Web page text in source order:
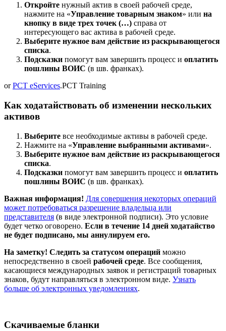
Откройте нужный актив в своей рабочей среде,
нажмите на «Управление товарным знаком» или на
кнопку в виде трех точек (…) справа от
интересующего вас актива в рабочей среде.
Выберите нужное вам действие из раскрывающегося
списка.
Подсказки помогут вам завершить процесс и оплатить
пошлины ВОИС (в шв. франках).
orPCT eServices.PCT Training
Как ходатайствовать об изменении нескольких
активов
Выберите все необходимые активы в рабочей среде.
Нажмите на «Управление выбранными активами».
Выберите нужное вам действие из раскрывающегося
списка.
Подсказки помогут вам завершить процесс и оплатить
пошлины ВОИС (в шв. франках).
Важная информация! Для совершения некоторых операций
может потребоваться разрешение владельца или
представителя (в виде электронной подписи). Это условие
будет четко оговорено. Если в течение 14 дней ходатайство
не будет подписано, мы аннулируем его.
На заметку! Следить за статусом операций можно
непосредственно в своей рабочей среде. Все сообщения,
касающиеся международных заявок и регистраций товарных
знаков, будут направляться в электронном виде. Узнать
больше об электронных уведомлениях.
Скачиваемые бланки